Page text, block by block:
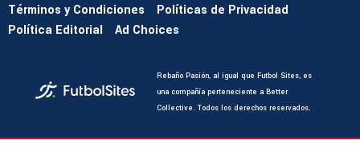
Términos y Condiciones
Políticas de Privacidad
Política Editorial
Ad Choices
Rebaño Pasión, al igual que Futbol Sites, es
una compañía perteneciente a Better
Collective. Todos los derechos reservados.